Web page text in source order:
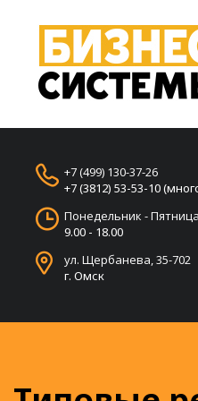
+7 (499) 130-37-26
+7 (3812) 53-53-10
Понедельник - Пятница
9.00 - 18.00
ул. Щербанева, 35-702
г. Омск